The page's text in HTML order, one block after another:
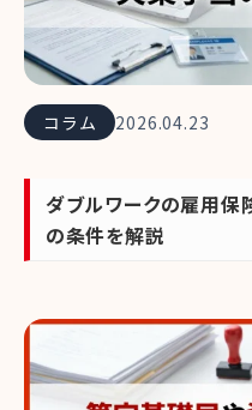
コラム 2026.04.23
ダブルワークの雇用保
の条件を解説